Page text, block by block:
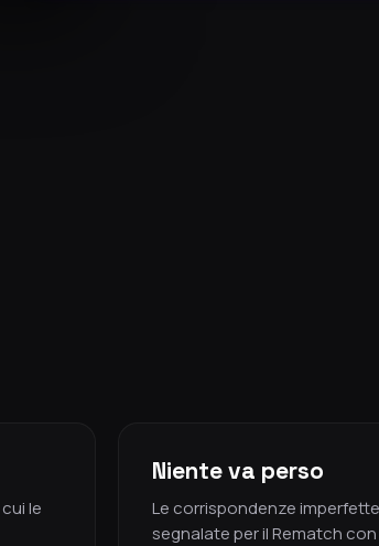
le
Niente va perso
Le corrispondenze
segnalate per il Rematch